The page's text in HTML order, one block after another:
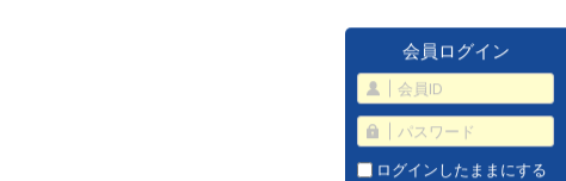
会員ログイン
ログインしたままにする